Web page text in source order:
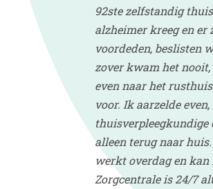
92ste zelfstandig
alzheimer kreeg en
voordeden, beslisten
zover kwam het
even naar het
voor. Ik aarzelde
alleen terug naar
werkt overdag en
Zorgcentrale is 24/7